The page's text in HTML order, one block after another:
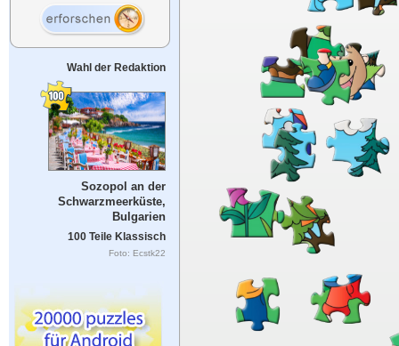
Wahl der Redaktion
Sozopol an der
Schwarzmeerküste,
Bulgarien
100 Teile Klassisch
Foto: Ecstk22